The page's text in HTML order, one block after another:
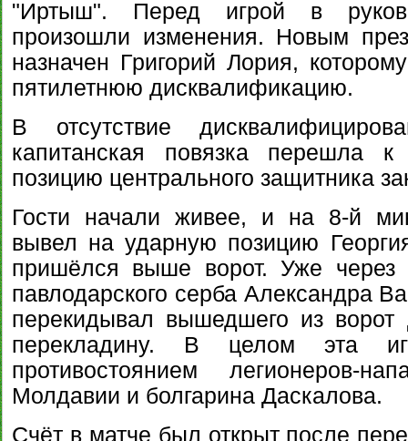
"Иртыш". Перед игрой в
произошли изменения. Новым
назначен Григорий Лория,
пятилетнюю дисквалификацию.
В отсутствие
капитанская повязка перешла
позицию центрального защитника
Гости начали живее, и на 8-й
вывел на ударную позицию
пришёлся выше ворот. Уже
павлодарского серба Александра
перекидывал вышедшего из
перекладину. В целом эта
противостоянием
Молдавии и болгарина Даскалова.
Счёт в матче был открыт после